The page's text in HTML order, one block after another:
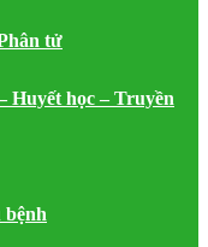
tử
Huyết học – Truyền
bệnh